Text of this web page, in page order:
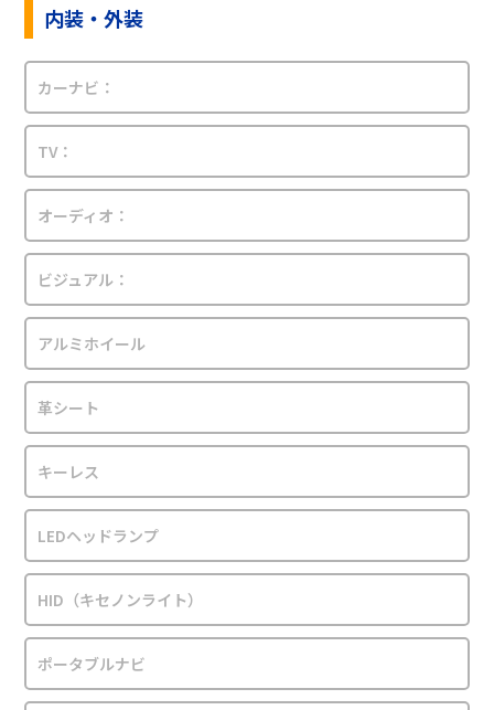
内装・外装
カーナビ：
TV：
オーディオ：
ビジュアル：
アルミホイール
革シート
キーレス
LEDヘッドランプ
HID（キセノンライト）
ポータブルナビ